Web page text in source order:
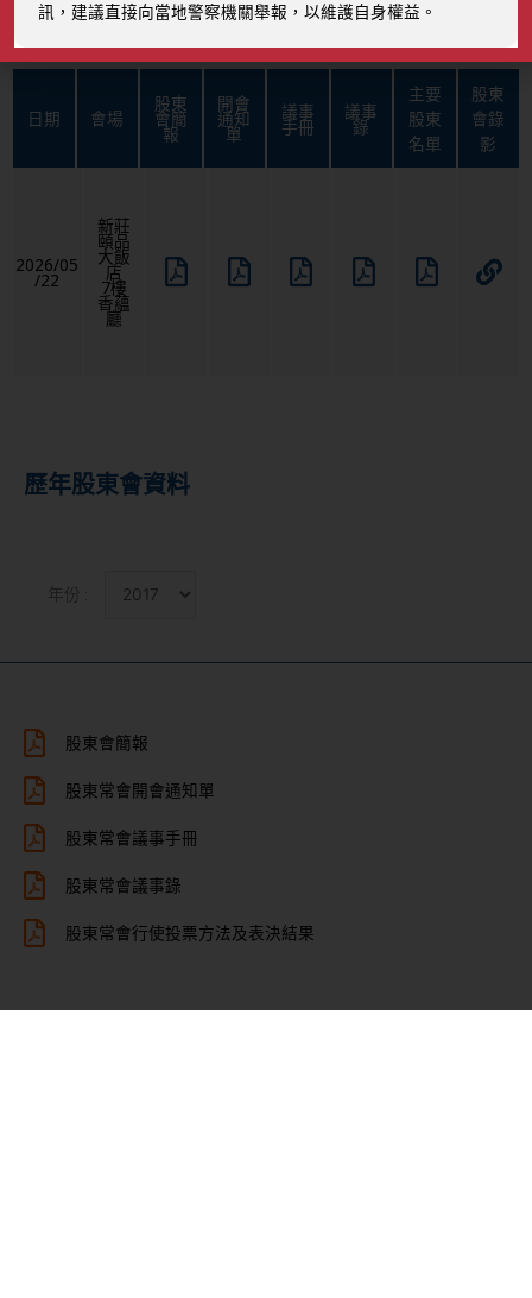
最新年份股東常會
日期 會場
股東
會簡
報
開會
通知
單
議事
手冊
議事
錄
主要
股東
名單
股東
會錄
影
2026/05
/22
新莊
頤品
大飯
店
7樓
香蘊
廳
歷年股東會資料
年份 :
股東會簡報
股東常會開會通知單
股東常會議事手冊
股東常會議事錄
股東常會行使投票方法及表決結果
訊，建議直接向當地警察機關舉報，以維護自身權益。